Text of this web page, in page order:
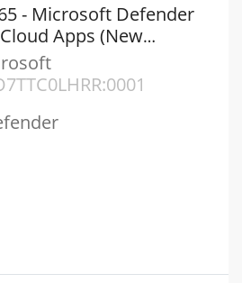
- Microsoft Defender
Apps (New